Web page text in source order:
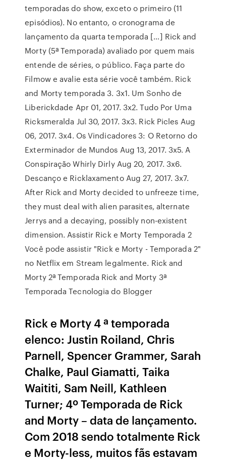
temporadas do show, exceto o primeiro (11
episódios). No entanto, o cronograma de
lançamento da quarta temporada […] Rick and
Morty (5ª Temporada) avaliado por quem mais
entende de séries, o público. Faça parte do
Filmow e avalie esta série você também. Rick
and Morty temporada 3. 3x1. Um Sonho de
Liberickdade Apr 01, 2017. 3x2. Tudo Por Uma
Ricksmeralda Jul 30, 2017. 3x3. Rick Picles Aug
06, 2017. 3x4. Os Vindicadores 3: O Retorno do
Exterminador de Mundos Aug 13, 2017. 3x5. A
Conspiração Whirly Dirly Aug 20, 2017. 3x6.
Descanço e Ricklaxamento Aug 27, 2017. 3x7.
After Rick and Morty decided to unfreeze time,
they must deal with alien parasites, alternate
Jerrys and a decaying, possibly non-existent
dimension. Assistir Rick e Morty Temporada 2
Você pode assistir "Rick e Morty - Temporada 2"
no Netflix em Stream legalmente. Rick and
Morty 2ª Temporada Rick and Morty 3ª
Temporada Tecnologia do Blogger
Rick e Morty 4 ª temporada
elenco: Justin Roiland, Chris
Parnell, Spencer Grammer, Sarah
Chalke, Paul Giamatti, Taika
Waititi, Sam Neill, Kathleen
Turner; 4º Temporada de Rick
and Morty – data de lançamento.
Com 2018 sendo totalmente Rick
e Morty-less, muitos fãs estavam